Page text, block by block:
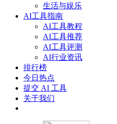
生活与娱乐
AI工具指南
AI工具教程
AI工具推荐
AI工具评测
AI行业资讯
排行榜
今日热点
提交 AI 工具
关于我们